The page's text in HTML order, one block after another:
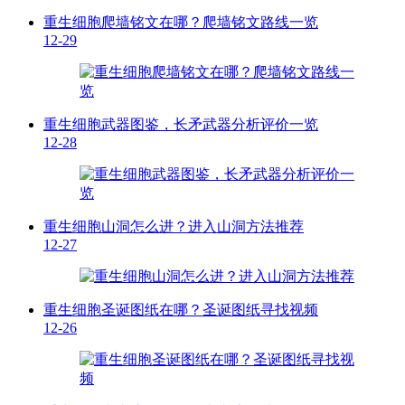
重生细胞爬墙铭文在哪？爬墙铭文路线一览
12-29
重生细胞武器图鉴，长矛武器分析评价一览
12-28
重生细胞山洞怎么进？进入山洞方法推荐
12-27
重生细胞圣诞图纸在哪？圣诞图纸寻找视频
12-26